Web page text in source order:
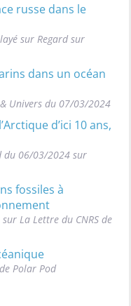
russe dans le
sur Regard sur
dans un océan
Univers du 07/03/2024
d’ici 10 ans,
du 06/03/2024 sur
fossiles à
La Lettre du CNRS de
Polar Pod